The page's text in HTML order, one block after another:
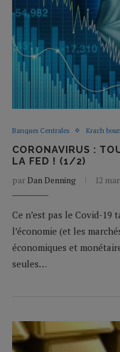
Banques Centrales Krach
CORONAVIRUS :
LA FED ! (1/2)
parDan Denning 12
Ce n’est pas le Covid-
l’économie (et les
économiques et
seules…